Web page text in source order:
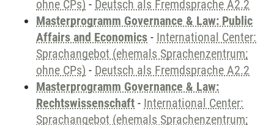
ohne CPs) - Deutsch als Fremdsprache A2.2
Masterprogramm Governance & Law: Public
Affairs and Economics - International Center:
Sprachangebot (ehemals Sprachenzentrum;
ohne CPs) - Deutsch als Fremdsprache A2.2
Masterprogramm Governance & Law:
Rechtswissenschaft - International Center:
Sprachangebot (ehemals Sprachenzentrum;